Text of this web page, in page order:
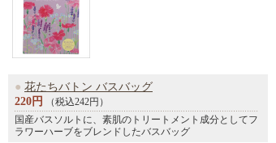
● 花たちバトン バスバッグ
220円
（税込242円）
国産バスソルトに、素肌のトリートメント成分としてフ
ラワーハーブをブレンドしたバスバッグ